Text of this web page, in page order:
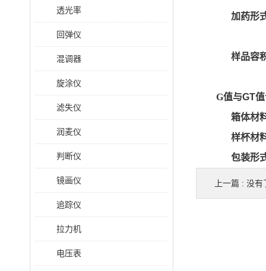
透光率
回弹仪
混调器
旋涂仪
滤失仪
润麦仪
判断仪
镜画仪
追踪仪
拉力机
电压表
加药形
样品容
G值与GT
箱体材
样杯材
包装形
上一篇 : 没有